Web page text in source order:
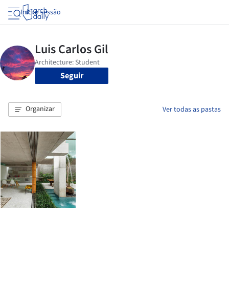
Iniciar sessão
Seguir
Organizar Ver todas as pastas